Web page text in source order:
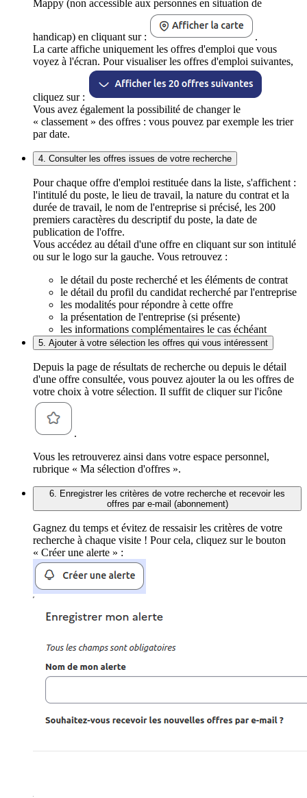
Mappy (non accessible aux personnes en situation de
handicap) en cliquant sur :
.
La carte affiche uniquement les offres d'emploi que vous
voyez à l'écran. Pour visualiser les offres d'emploi suivantes,
cliquez sur :
Vous avez également la possibilité de changer le
« classement » des offres : vous pouvez par exemple les trier
par date.
4. Consulter les offres issues de votre recherche
Pour chaque offre d'emploi restituée dans la liste, s'affichent :
l'intitulé du poste, le lieu de travail, la nature du contrat et la
durée de travail, le nom de l'entreprise si précisé, les 200
premiers caractères du descriptif du poste, la date de
publication de l'offre.
Vous accédez au détail d'une offre en cliquant sur son intitulé
ou sur le logo sur la gauche. Vous retrouvez :
le détail du poste recherché et les éléments de contrat
le détail du profil du candidat recherché par l'entreprise
les modalités pour répondre à cette offre
la présentation de l'entreprise (si présente)
les informations complémentaires le cas échéant
5. Ajouter à votre sélection les offres qui vous intéressent
Depuis la page de résultats de recherche ou depuis le détail
d'une offre consultée, vous pouvez ajouter la ou les offres de
votre choix à votre sélection. Il suffit de cliquer sur l'icône
.
Vous les retrouverez ainsi dans votre espace personnel,
rubrique « Ma sélection d'offres ».
6. Enregistrer les critères de votre recherche et recevoir les
offres par e-mail (abonnement)
Gagnez du temps et évitez de ressaisir les critères de votre
recherche à chaque visite ! Pour cela, cliquez sur le bouton
« Créer une alerte » :